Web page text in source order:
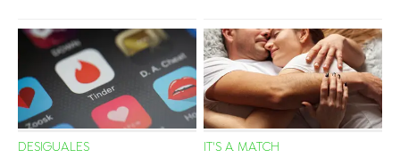
DESIGUALES
IT'S A MATCH